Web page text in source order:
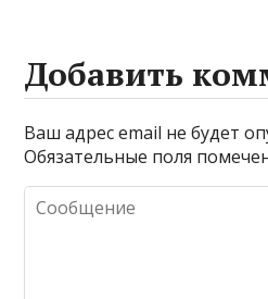
Добавить
Ваш адрес email не будет
Обязательные поля